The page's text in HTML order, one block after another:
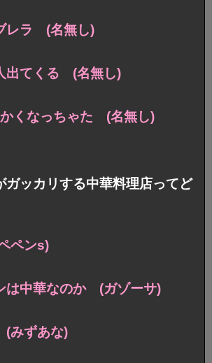
レラ (名無し)
出てくる (名無し)
くなっちゃた (名無し)
ガッカリする中華料理店ってど
ペンs)
は中華なのか (ガゾーサ)
みずあな)